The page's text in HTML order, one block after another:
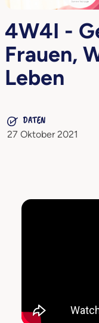
4W4I -
Frauen,
Leben
DATEN
27 Oktober 2021